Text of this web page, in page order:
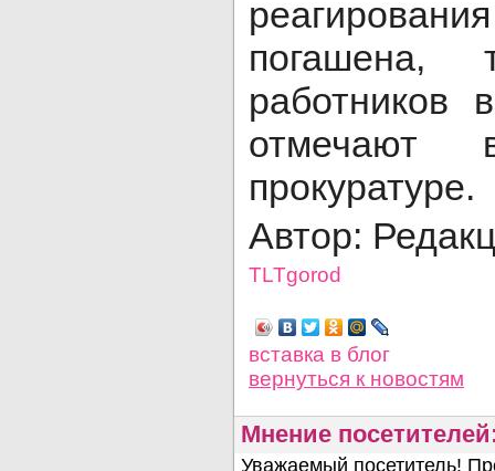
погашена,
работников
отмечают
прокуратуре.
Автор:
TLTgorod
вставка в блог
вернуться к новостям
Мнение